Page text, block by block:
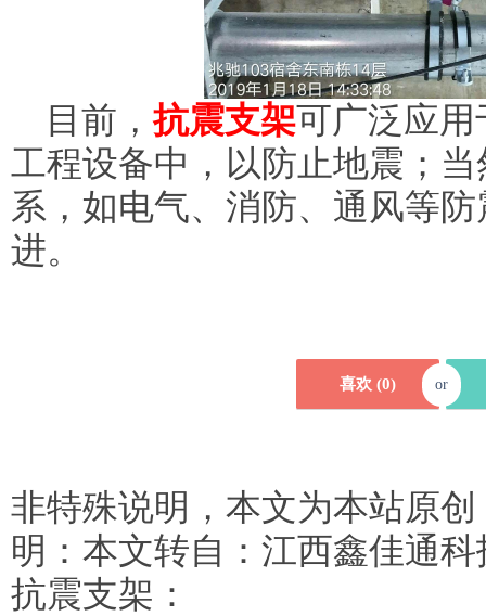
目前，抗震支架可广泛应
工程设备中，以防止地震；
系，如电气、消防、通风等
进。
喜欢 (0) or
非特殊说明，本文为本站原
明：本文转自：江西鑫佳通
抗震支架：